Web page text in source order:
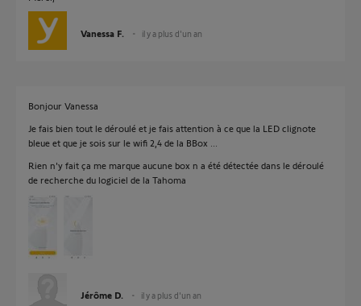
Vanessa F. il y a plus d'un an
Bonjour Vanessa
Je fais bien tout le déroulé et je fais attention à ce que la LED clignote
bleue et que je sois sur le wifi 2,4 de la BBox ...
Rien n'y fait ça me marque aucune box n a été détectée dans le déroulé
de recherche du logiciel de la Tahoma
Jérôme D. il y a plus d'un an